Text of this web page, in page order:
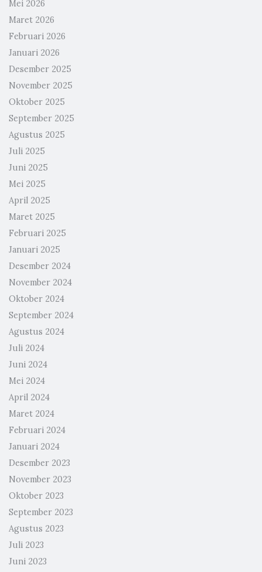
Mei 2026
Maret 2026
Februari 2026
Januari 2026
Desember 2025
November 2025
Oktober 2025
September 2025
Agustus 2025
Juli 2025
Juni 2025
Mei 2025
April 2025
Maret 2025
Februari 2025
Januari 2025
Desember 2024
November 2024
Oktober 2024
September 2024
Agustus 2024
Juli 2024
Juni 2024
Mei 2024
April 2024
Maret 2024
Februari 2024
Januari 2024
Desember 2023
November 2023
Oktober 2023
September 2023
Agustus 2023
Juli 2023
Juni 2023